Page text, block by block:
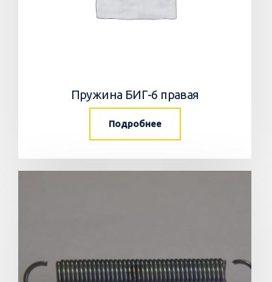
Пружина БИГ-6 правая
Подробнее